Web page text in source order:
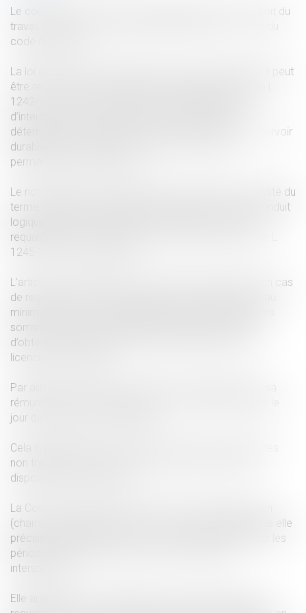
Le contrat de travail à durée indéterminée reste en droit du
travail français le contrat de principe (article L 1221-2 du
code du travail).
La loi établit une liste limitative des cas dans lesquels il peut
être recouru au contrat à durée déterminée et l’article L
1242-1 du code du travail pose une règle générale
d’interdiction de conclusion d’un contrat à durée
déterminée qui aurait pour objet ou pour effet « de pourvoir
durablement un emploi lié à l’activité normale et
permanente de l’entreprise ».
Le non-respect de ces règles qui conditionnent la validité du
terme, résultant de la durée déterminée du contrat, conduit
logiquement à l’invalidation de ce terme et donc à la
requalification en contrat à durée indéterminée (article L
1245-1 du code du travail).
L’article L 1245-2 alinéa 2 du code du travail prévoit, en cas
de requalification, une indemnité d’un mois de salaire au
minimum en faveur du salarié sans préjudice des autres
sommes que cette requalification peut lui permettre
d’obtenir, notamment une éventuelle indemnité pour
licenciement injustifié.
Par ailleurs, le salarié peut obtenir la régularisation de sa
rémunération et la reconstitution de sa carrière depuis le
jour de sa première embauche.
Cela implique qu’il peut obtenir le paiement des périodes
non travaillées entre deux contrats si il est resté à la
disposition de l’employeur.
La Cour de Cassation a récemment rendu une décision
(chambre sociale 2 juin 2021 n° 19-16.183) par laquelle elle
précise la méthode de calcul du rappel de salaire pour les
périodes séparant chaque contrat ou périodes
intersticielles.
Elle approuve la Cour d’Appel en ce qu’elle a dit que la